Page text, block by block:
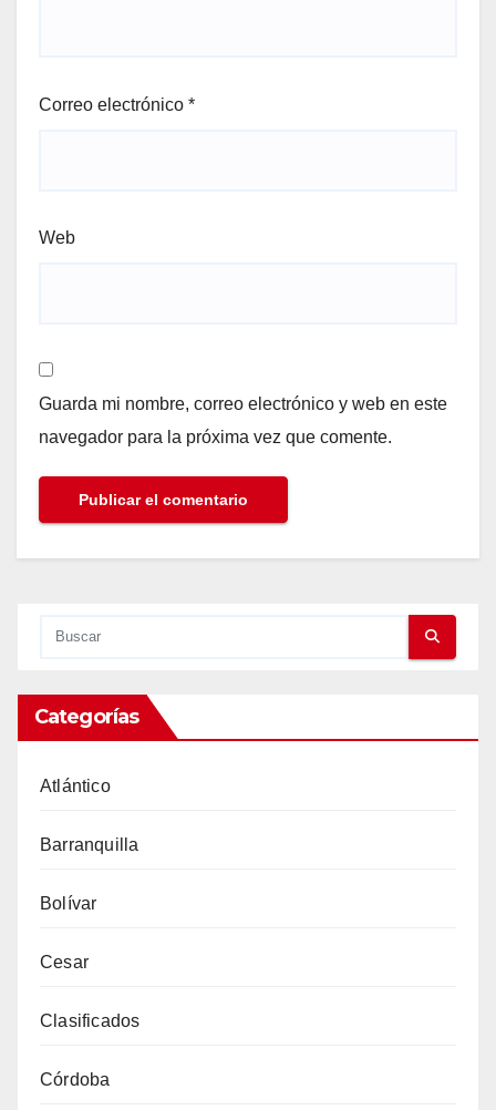
Correo electrónico *
Web
Guarda mi nombre, correo electrónico y web en este
navegador para la próxima vez que comente.
Categorías
Atlántico
Barranquilla
Bolívar
Cesar
Clasificados
Córdoba